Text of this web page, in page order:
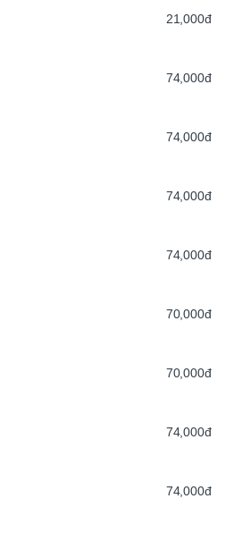
21,000đ
74,000đ
74,000đ
74,000đ
74,000đ
70,000đ
70,000đ
74,000đ
74,000đ